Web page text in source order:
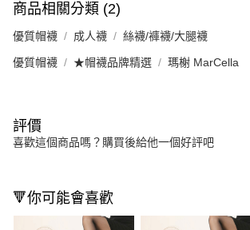
商品相關分類 (2)
優質帽襪 成人襪 絲襪/褲襪/大腿襪
優質帽襪 ★帽襪品牌精選 瑪榭 MarCella
評價
喜歡這個商品嗎？購買後給他一個好評吧
🔻你可能會喜歡